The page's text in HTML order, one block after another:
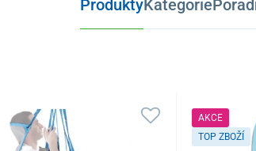
ProduktyKategorie
AKCE
TOP ZBOŽÍ